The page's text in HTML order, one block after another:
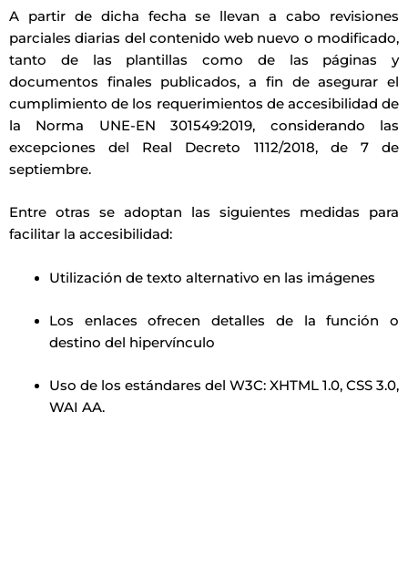
A partir de dicha fecha se llevan a cabo revisiones
parciales diarias del contenido web nuevo o modificado,
tanto de las plantillas como de las páginas y
documentos finales publicados, a fin de asegurar el
cumplimiento de los requerimientos de accesibilidad de
la Norma UNE-EN 301549:2019, considerando las
excepciones del Real Decreto 1112/2018, de 7 de
septiembre.
Entre otras se adoptan las siguientes medidas para
facilitar la accesibilidad:
Utilización de texto alternativo en las imágenes
Los enlaces ofrecen detalles de la función o
destino del hipervínculo
Uso de los estándares del W3C: XHTML 1.0, CSS 3.0,
WAI AA.